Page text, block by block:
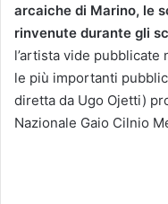
arcaiche di Marino, le
rinvenute durante gli
l’artista vide pubblicate
le più importanti
diretta da Ugo Ojetti)
Nazionale Gaio Cilnio